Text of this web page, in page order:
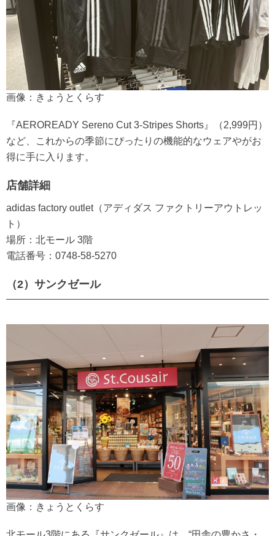
画像：きょうとくらす
『AEROREADY Sereno Cut 3-Stripes Shorts』（2,999円）
など、これからの季節にぴったりの機能的なウェアやがお
得に手に入ります。
店舗詳細
adidas factory outlet（アディダス ファクトリーアウトレッ
ト）
場所：北モール 3階
電話番号：0748-58-5270
（2）サンクゼール
画像：きょうとくらす